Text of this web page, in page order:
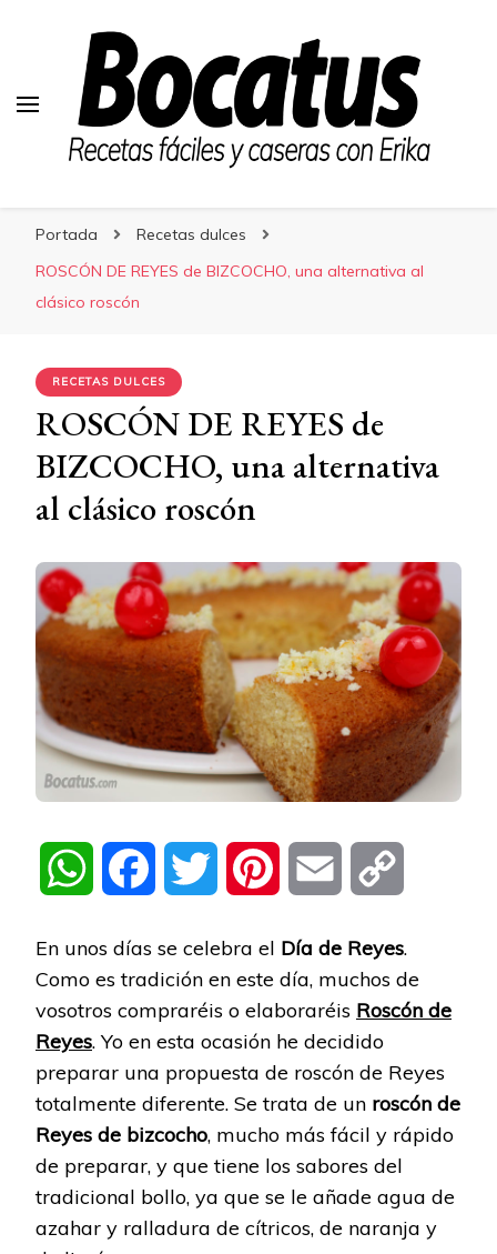
Portada
Recetas dulces
ROSCÓN DE REYES de BIZCOCHO, una alternativa al
clásico roscón
RECETAS DULCES
ROSCÓN DE REYES de
BIZCOCHO, una alternativa
al clásico roscón
WhatsAppFacebook Twitter Pinterest Email
En unos días se celebra el Día de Reyes.
Como es tradición en este día, muchos de
vosotros compraréis o elaboraréis Roscón de
Reyes. Yo en esta ocasión he decidido
preparar una propuesta de roscón de Reyes
totalmente diferente. Se trata de un roscón de
Reyes de bizcocho, mucho más fácil y rápido
de preparar, y que tiene los sabores del
tradicional bollo, ya que se le añade agua de
azahar y ralladura de cítricos, de naranja y